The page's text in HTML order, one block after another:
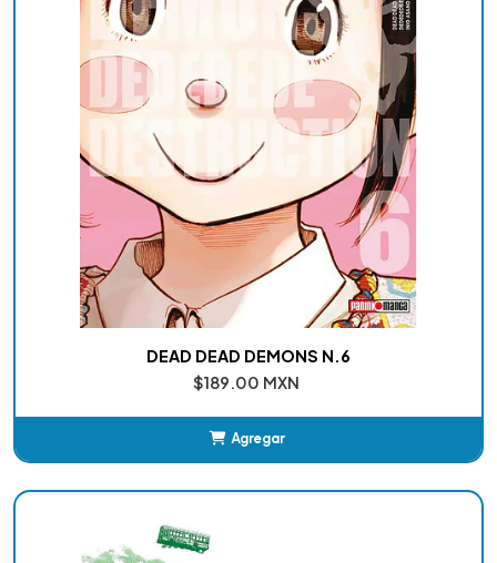
DEAD DEAD DEMONS N.6
$189.00 MXN
Agregar